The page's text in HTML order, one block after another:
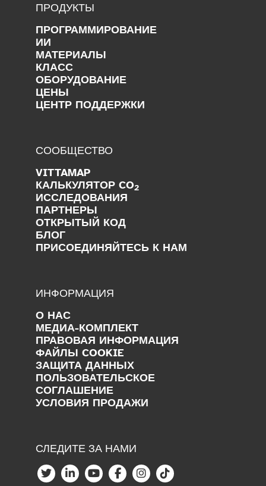
ПРОДУКТЫ
ПРОГРАММИРОВАНИЕ
ИИ
МАТЕРИАЛЫ
КЛАСС
ОБОРУДОВАНИЕ
ЦЕНЫ
ЦЕНТР ПОДДЕРЖКИ
СООБЩЕСТВО
VITTAMAP
КАЛЬКУЛЯТОР CO2
ИССЛЕДОВАНИЯ
ПАРТНЕРЫ
ОТКРЫТЫЙ КОД
БЛОГ
ПРИСОЕДИНЯЙТЕСЬ К НАМ
ИНФОРМАЦИЯ
О НАС
МЕДИА-КОМПЛЕКТ
ПРАВОВАЯ ИНФОРМАЦИЯ
ФАЙЛЫ COOKIE
ЗАЩИТА ДАННЫХ
ПОЛЬЗОВАТЕЛЬСКОЕ
СОГЛАШЕНИЕ
УСЛОВИЯ ПРОДАЖИ
СЛЕДИТЕ ЗА НАМИ